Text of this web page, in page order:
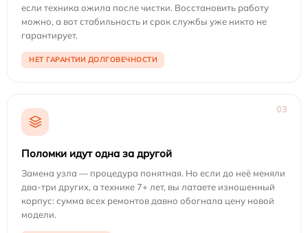
если техника ожила после чистки. Восстановить работу
можно, а вот стабильность и срок службы уже никто не
гарантирует.
НЕТ ГАРАНТИИ ДОЛГОВЕЧНОСТИ
03
Поломки идут одна за другой
Замена узла — процедура понятная. Но если до неё меняли
два-три других, а технике 7+ лет, вы латаете изношенный
корпус: сумма всех ремонтов давно обогнала цену новой
модели.